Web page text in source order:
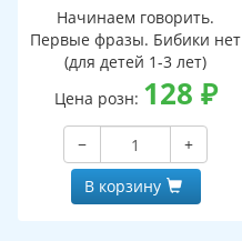
Начинаем говорить.
Первые фразы. Бибики нет
(для детей 1-3 лет)
Цена розн: 128 ₽
−
+
В корзину